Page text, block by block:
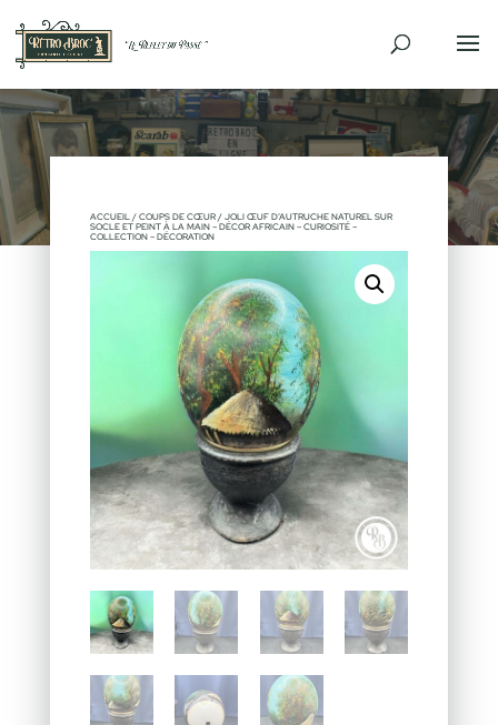
ACCUEIL/ COUPS DE CŒUR/ JOLI ŒUF D’AUTRUCHE NATUREL SUR
SOCLE ET PEINT À LA MAIN – DÉCOR AFRICAIN – CURIOSITÉ –
COLLECTION – DÉCORATION